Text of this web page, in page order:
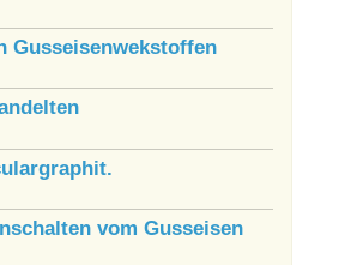
Gusseisenwekstoffen
vom Gusseisen